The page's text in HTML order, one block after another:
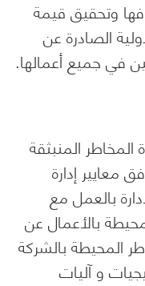
وتحقيق قيمة
الصادرة عن
في جميع أعمالها.
المخاطر المنبثقة
معايير إدارة
بالعمل مع
بالأعمال عن
المحيطة بالشركة
و آليات